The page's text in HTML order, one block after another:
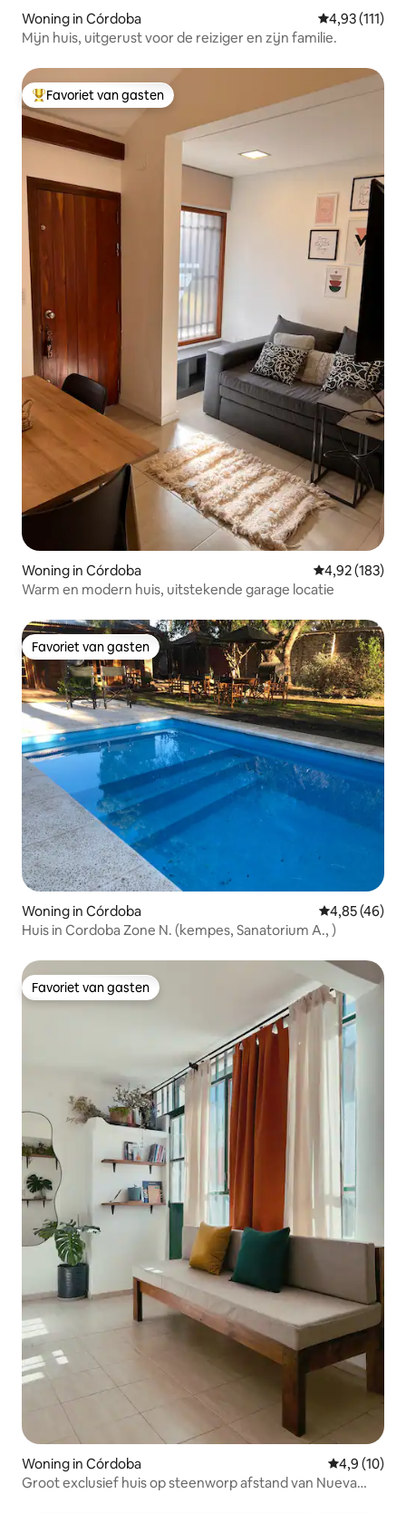
Woning in Córdoba Gemiddelde
4,93 (111)
Mijn huis, uitgerust voor de reiziger en zijn familie.
Topfavoriet van gasten
Favoriet van gasten
Woning in Córdoba Gemiddelde
4,92 (183)
Warm en modern huis, uitstekende garage locatie
Favoriet van gasten
Favoriet van gasten
Woning in Córdoba Gemiddelde
4,85 (46)
Huis in Cordoba Zone N. (kempes, Sanatorium A., )
Favoriet van gasten
Favoriet van gasten
Woning in Córdoba
4,9 (10)
Groot exclusief huis op steenworp afstand van Nueva